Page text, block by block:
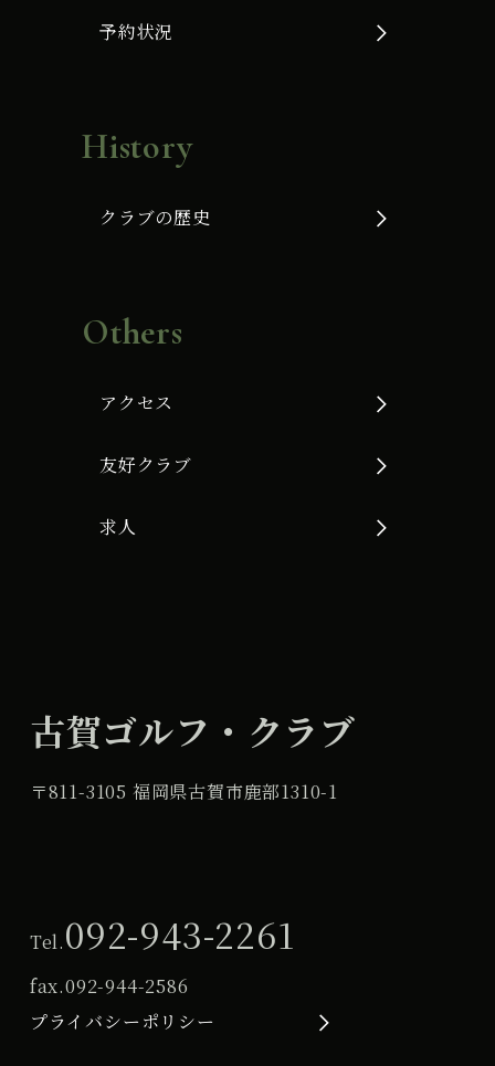
予約状況
History
クラブの歴史
Others
アクセス
友好クラブ
求人
古賀ゴルフ・クラブ
〒811-3105 福岡県古賀市鹿部1310-1
Tel.092-943-2261
fax.092-944-2586
プライバシーポリシー